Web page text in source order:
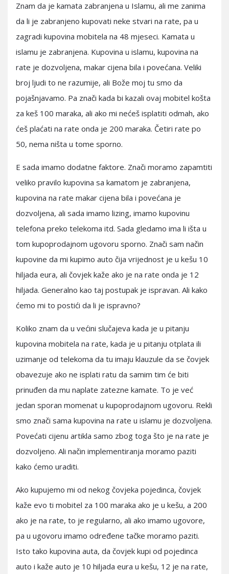
Znam da je kamata zabranjena u Islamu, ali me zanima
da li je zabranjeno kupovati neke stvari na rate, pa u
zagradi kupovina mobitela na 48 mjeseci. Kamata u
islamu je zabranjena. Kupovina u islamu, kupovina na
rate je dozvoljena, makar cijena bila i povećana. Veliki
broj ljudi to ne razumije, ali Bože moj tu smo da
pojašnjavamo. Pa znači kada bi kazali ovaj mobitel košta
za keš 100 maraka, ali ako mi nećeš isplatiti odmah, ako
ćeš plaćati na rate onda je 200 maraka. Četiri rate po
50, nema ništa u tome sporno.
E sada imamo dodatne faktore. Znači moramo zapamtiti
veliko pravilo kupovina sa kamatom je zabranjena,
kupovina na rate makar cijena bila i povećana je
dozvoljena, ali sada imamo lizing, imamo kupovinu
telefona preko telekoma itd. Sada gledamo ima li išta u
tom kupoprodajnom ugovoru sporno. Znači sam način
kupovine da mi kupimo auto čija vrijednost je u kešu 10
hiljada eura, ali čovjek kaže ako je na rate onda je 12
hiljada. Generalno kao taj postupak je ispravan. Ali kako
ćemo mi to postići da li je ispravno?
Koliko znam da u većini slučajeva kada je u pitanju
kupovina mobitela na rate, kada je u pitanju otplata ili
uzimanje od telekoma da tu imaju klauzule da se čovjek
obavezuje ako ne isplati ratu da samim tim će biti
prinuđen da mu naplate zatezne kamate. To je već
jedan sporan momenat u kupoprodajnom ugovoru. Rekli
smo znači sama kupovina na rate u islamu je dozvoljena.
Povećati cijenu artikla samo zbog toga što je na rate je
dozvoljeno. Ali način implementiranja moramo paziti
kako ćemo uraditi.
Ako kupujemo mi od nekog čovjeka pojedinca, čovjek
kaže evo ti mobitel za 100 maraka ako je u kešu, a 200
ako je na rate, to je regularno, ali ako imamo ugovore,
pa u ugovoru imamo određene tačke moramo paziti.
Isto tako kupovina auta, da čovjek kupi od pojedinca
auto i kaže auto je 10 hiljada eura u kešu, 12 je na rate,